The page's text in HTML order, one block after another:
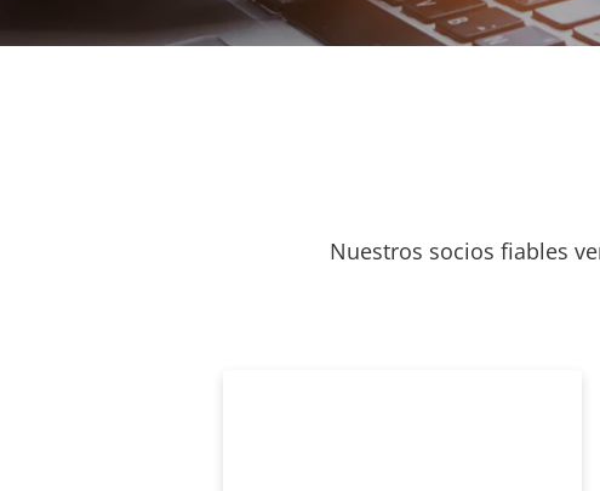
Nuestros socios fiables